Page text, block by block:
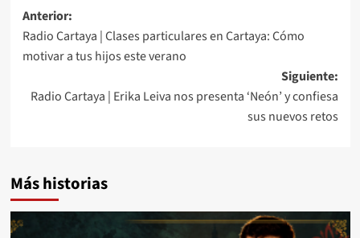
Anterior:
Radio Cartaya | Clases particulares en Cartaya: Cómo
motivar a tus hijos este verano
Siguiente:
Radio Cartaya | Erika Leiva nos presenta ‘Neón’ y confiesa
sus nuevos retos
Más historias